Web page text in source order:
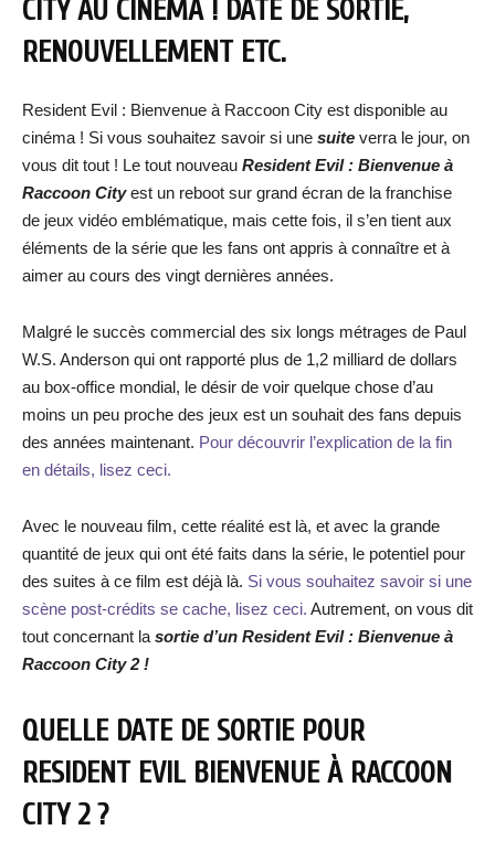
CITY AU CINÉMA ! DATE DE SORTIE,
RENOUVELLEMENT ETC.
Resident Evil : Bienvenue à Raccoon City est disponible au
cinéma ! Si vous souhaitez savoir si une suite verra le jour, on
vous dit tout ! Le tout nouveau Resident Evil : Bienvenue à
Raccoon Cityest un reboot sur grand écran de la franchise
de jeux vidéo emblématique, mais cette fois, il s’en tient aux
éléments de la série que les fans ont appris à connaître et à
aimer au cours des vingt dernières années.
Malgré le succès commercial des six longs métrages de Paul
W.S. Anderson qui ont rapporté plus de 1,2 milliard de dollars
au box-office mondial, le désir de voir quelque chose d’au
moins un peu proche des jeux est un souhait des fans depuis
des années maintenant. Pour découvrir l’explication de la fin
en détails, lisez ceci.
Avec le nouveau film, cette réalité est là, et avec la grande
quantité de jeux qui ont été faits dans la série, le potentiel pour
des suites à ce film est déjà là. Si vous souhaitez savoir si une
scène post-crédits se cache, lisez ceci. Autrement, on vous dit
tout concernant la sortie d’un Resident Evil : Bienvenue à
Raccoon City 2 !
QUELLE DATE DE SORTIE POUR
RESIDENT EVIL BIENVENUE À RACCOON
CITY 2 ?